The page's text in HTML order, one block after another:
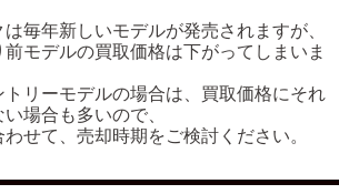
毎年新しいモデルが発売されますが、
モデルの買取価格は下がってしまいま
トリーモデルの場合は、買取価格にそれ
場合も多いので、
せて、売却時期をご検討ください。